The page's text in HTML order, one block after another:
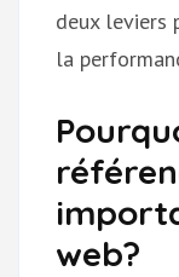
deux leviers
la
web?